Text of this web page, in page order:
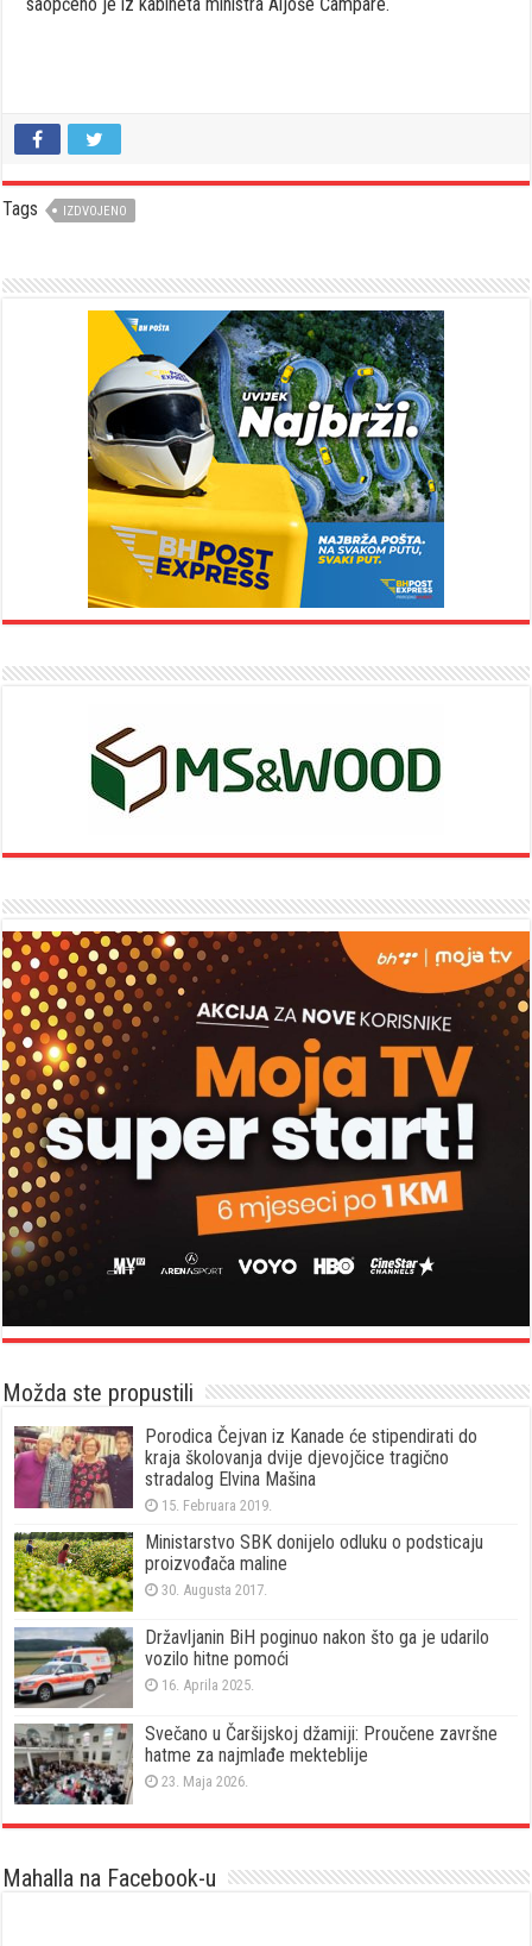
Tags IZDVOJENO
Možda ste propustili
Porodica Čejvan iz Kanade će stipendirati do
kraja školovanja dvije djevojčice tragično
stradalog Elvina Mašina
15. Februara 2019.
Ministarstvo SBK donijelo odluku o podsticaju
proizvođača maline
30. Augusta 2017.
Državljanin BiH poginuo nakon što ga je udarilo
vozilo hitne pomoći
16. Aprila 2025.
Svečano u Čaršijskoj džamiji: Proučene završne
hatme za najmlađe mekteblije
23. Maja 2026.
Mahalla na Facebook-u